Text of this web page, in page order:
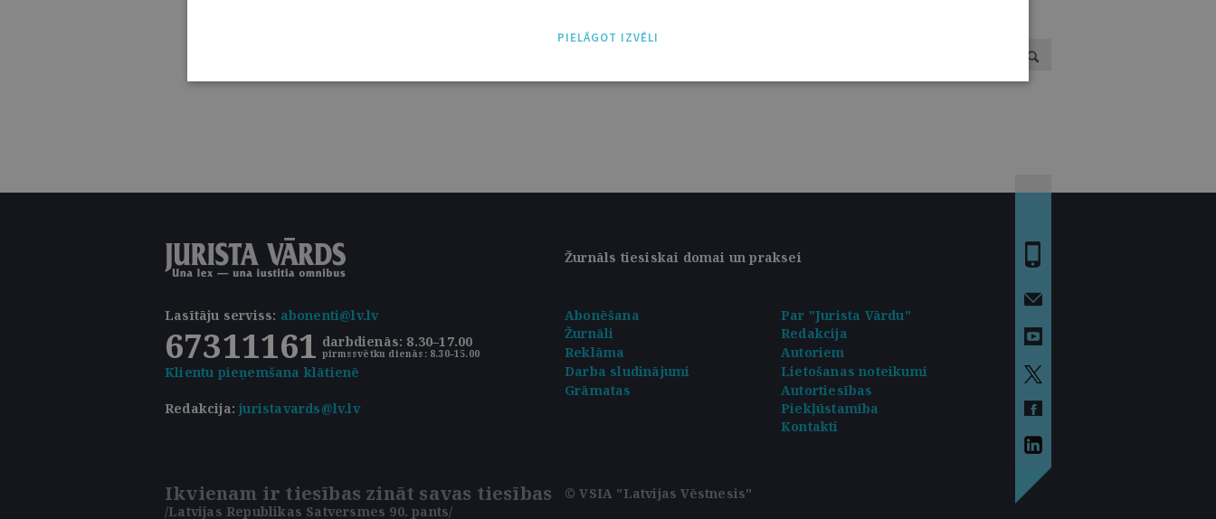
Žurnāls tiesiskai domai un praksei
Lasītāju serviss: abonenti@lv.lv
67311161 darbdienās: 8.30–17.00
pirmssvētku dienās: 8.30–15.00
Klientu pieņemšana klātienē
Abonēšana
Par "Jurista Vārdu"
Žurnāli
Redakcija
Reklāma
Autoriem
Darba sludinājumi
Lietošanas noteikumi
Redakcija:juristavards@lv.lv
Grāmatas
Autortiesības
Piekļūstamība
Kontakti
Ikvienam ir tiesības zināt savas tiesības
/Latvijas Republikas Satversmes 90. pants/
© VSIA "Latvijas Vēstnesis"
PIELĀGOT IZVĒLI